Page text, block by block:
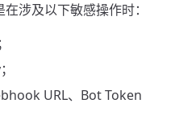
涉及以下敏感操作时：
URL、Bot Token